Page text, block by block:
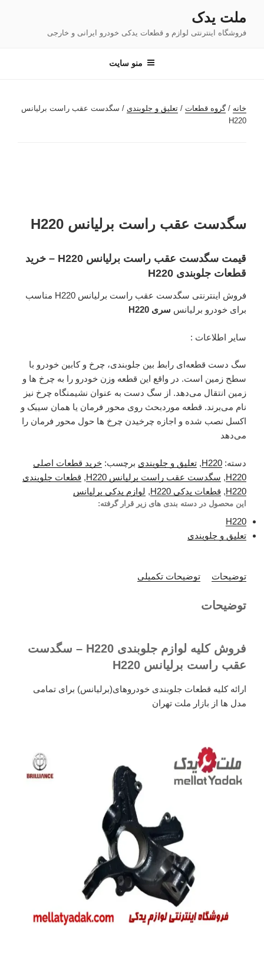
محتوا
ملت یدک
فروشگاه اینترنتی لوازم و قطعات یدکی خودرو ایرانی و خارجی
منو سایت
خانه /گروه قطعات / تعلیق و جلوبندی / سگدست عقب راست برلیانس
H220
سگدست عقب راست برلیانس H220
قیمت سگدست عقب راست برلیانس H220 – خرید
قطعات جلوبندی H220
فروش اینترنتی سگدست عقب راست برلیانس H220 مناسب
برای خودرو برلیانس سری H220
سایر اطلاعات :
سگ دست قطعه‌ای رابط بین جلوبندی، چرخ و کابین خودرو با
سطح زمین است. در واقع این قطعه وزن خودرو را به چرخ ها و
زمین انتقال می‌دهد. از سگ دست به عنوان نشیمنگاه چرخ نیز
نام می‌برند. قطعه موردبحث روی محور فرمان یا همان سیبک و
اکسل نصب شده و اجازه چرخیدن چرخ ها حول محور فرمان را
می‌دهد
دسته: H220
, تعلیق و جلوبندی برچسب: خرید قطعات اصلی
H220
, سگدست عقب راست برلیانس H220 , قطعات جلوبندی
H220
, قطعات یدکی H220 , لوازم یدکی برلیانس
این محصول در دسته بندی های زیر قرار گرفته:
H220
تعلیق و جلوبندی
توضیحات توضیحات تکمیلی
توضیحات
فروش کلیه لوازم جلوبندی H220 – سگدست
عقب راست برلیانس H220
ارائه کلیه قطعات جلوبندی خودروهای(برلیانس) برای تمامی
مدل ها از بازار ملت تهران